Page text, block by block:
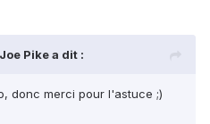
Pike a dit :
donc merci pour l'astuce ;)